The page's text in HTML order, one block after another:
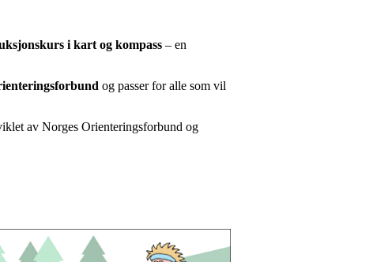
i kart og kompass – en
og passer for alle som vil
av Norges Orienteringsforbund og